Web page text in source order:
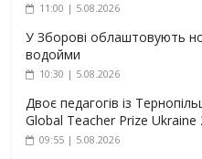
11:00 | 5.08.2026
У Зборові облаштовують
водойми
10:30 | 5.08.2026
Двоє педагогів із
Global Teacher Prize Ukraine
09:55 | 5.08.2026